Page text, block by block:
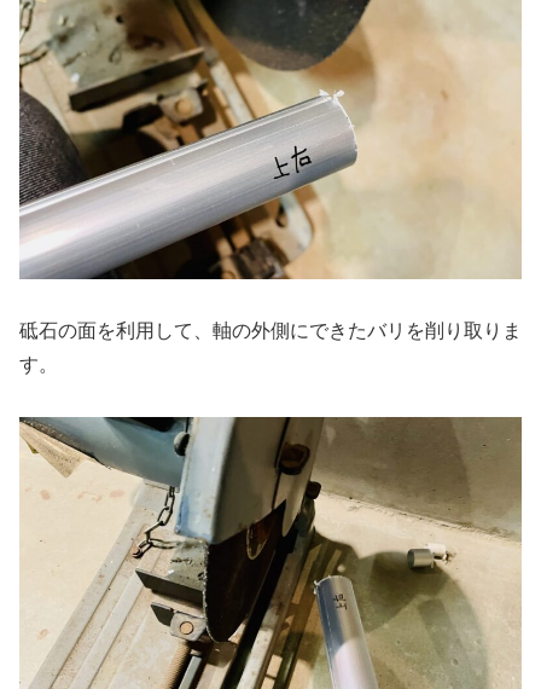
砥石の面を利用して、軸の外側にできたバリを削り取りま
す。